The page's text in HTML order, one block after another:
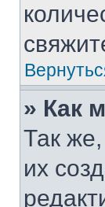
» Как
Так
их